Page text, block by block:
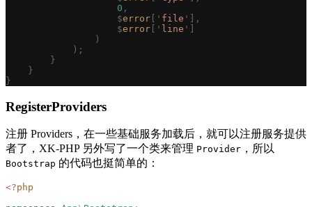
                    0
,
                    $
error ' file '
],
                    $
error ' line '
                )
            );
        }
    }
}
RegisterProviders
注册 Providers，在一些基础服务加载后，就可以注册服务提供
者了，XK-PHP 另外写了一个类来管理 Provider ，所以
Bootstrap 的代码也挺简单的：
<?php